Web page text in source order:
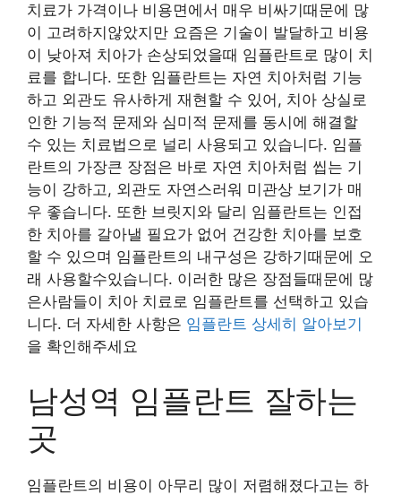
치료가 가격이나 비용면에서 매우 비싸기때문에 많
이 고려하지않았지만 요즘은 기술이 발달하고 비용
이 낮아져 치아가 손상되었을때 임플란트로 많이 치
료를 합니다. 또한 임플란트는 자연 치아처럼 기능
하고 외관도 유사하게 재현할 수 있어, 치아 상실로
인한 기능적 문제와 심미적 문제를 동시에 해결할
수 있는 치료법으로 널리 사용되고 있습니다. 임플
란트의 가장큰 장점은 바로 자연 치아처럼 씹는 기
능이 강하고, 외관도 자연스러워 미관상 보기가 매
우 좋습니다. 또한 브릿지와 달리 임플란트는 인접
한 치아를 갈아낼 필요가 없어 건강한 치아를 보호
할 수 있으며 임플란트의 내구성은 강하기때문에 오
래 사용할수있습니다. 이러한 많은 장점들때문에 많
은사람들이 치아 치료로 임플란트를 선택하고 있습
니다. 더 자세한 사항은 임플란트 상세히 알아보기
을 확인해주세요
남성역 임플란트 잘하는
곳
임플란트의 비용이 아무리 많이 저렴해졌다고는 하